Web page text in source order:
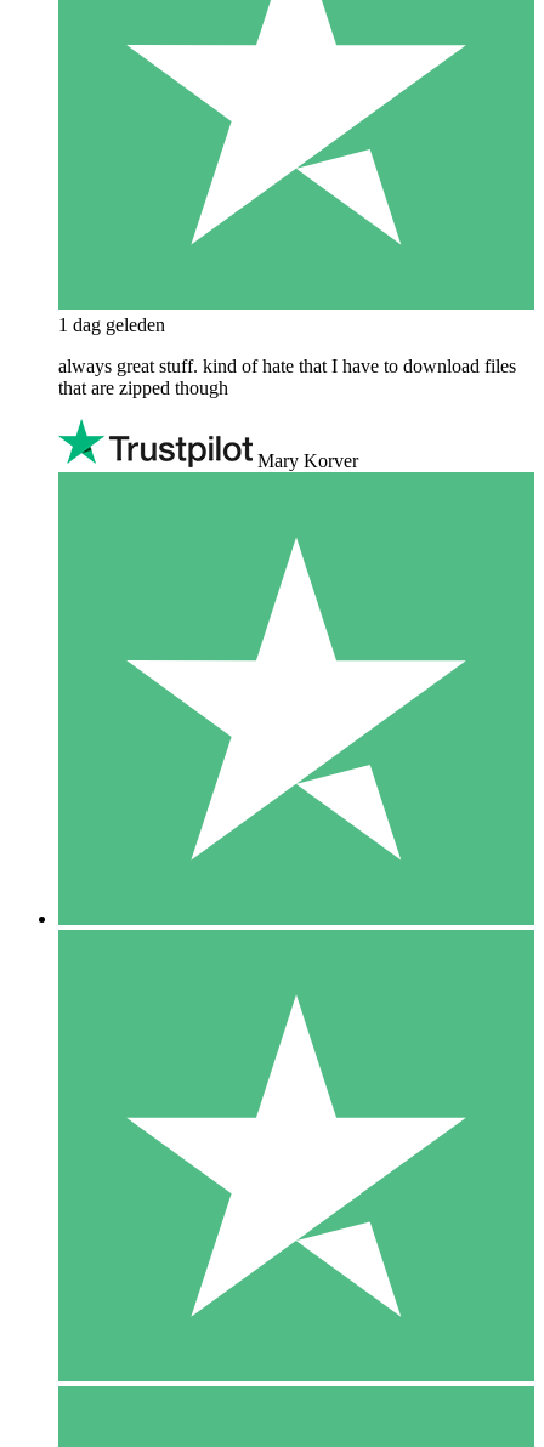
1 dag geleden
always great stuff. kind of hate that I have to download files
that are zipped though
Mary Korver